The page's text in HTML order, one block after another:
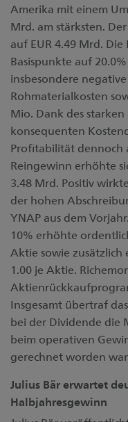
Amerika mit einem
Mrd. am stärksten.
auf EUR 4.49 Mrd.
Basispunkte auf
insbesondere
Rohmaterialkosten
Mio. Dank des
konsequenten
Profitabilität dennoch
Reingewinn erhöhte
3.48 Mrd. Positiv
der hohen
YNAP aus dem
10% erhöhte
Aktie sowie zusätzlich
1.00 je Aktie.
Insgesamt übertraf
bei der Dividende die
beim operativen
gerechnet worden
Julius Bär erwartet
Halbjahresgewinn